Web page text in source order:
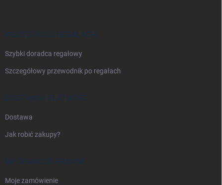
WSZYSTKO O REGAŁACH
Szybki doradca regałowy
Szczegółowy przewodnik po regałach
DOSTAWA I PŁATNOŚĆ
Dostawa
Jak robić zakupy?
INFORMACJE PRAWNE
Moje zamówienie